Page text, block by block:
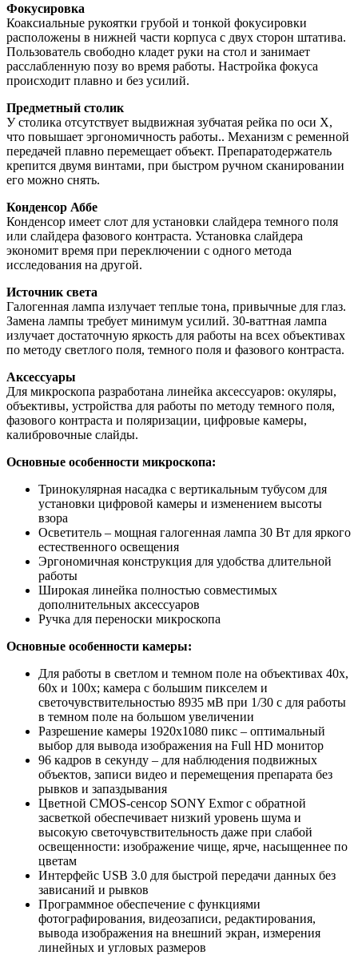
Фокусировка
Коаксиальные рукоятки грубой и тонкой фокусировки
расположены в нижней части корпуса с двух сторон штатива.
Пользователь свободно кладет руки на стол и занимает
расслабленную позу во время работы. Настройка фокуса
происходит плавно и без усилий.
Предметный столик
У столика отсутствует выдвижная зубчатая рейка по оси Х,
что повышает эргономичность работы.. Механизм с ременной
передачей плавно перемещает объект. Препаратодержатель
крепится двумя винтами, при быстром ручном сканировании
его можно снять.
Конденсор Аббе
Конденсор имеет слот для установки слайдера темного поля
или слайдера фазового контраста. Установка слайдера
экономит время при переключении с одного метода
исследования на другой.
Источник света
Галогенная лампа излучает теплые тона, привычные для глаз.
Замена лампы требует минимум усилий. 30-ваттная лампа
излучает достаточную яркость для работы на всех объективах
по методу светлого поля, темного поля и фазового контраста.
Аксессуары
Для микроскопа разработана линейка аксессуаров: окуляры,
объективы, устройства для работы по методу темного поля,
фазового контраста и поляризации, цифровые камеры,
калибровочные слайды.
Основные особенности микроскопа:
Тринокулярная насадка с вертикальным тубусом для
установки цифровой камеры и изменением высоты
взора
Осветитель – мощная галогенная лампа 30 Вт для яркого
естественного освещения
Эргономичная конструкция для удобства длительной
работы
Широкая линейка полностью совместимых
дополнительных аксессуаров
Ручка для переноски микроскопа
Основные особенности камеры:
Для работы в светлом и темном поле на объективах 40х,
60х и 100х; камера с большим пикселем и
светочувствительностью 8935 мВ при 1/30 с для работы
в темном поле на большом увеличении
Разрешение камеры 1920x1080 пикс – оптимальный
выбор для вывода изображения на Full HD монитор
96 кадров в секунду – для наблюдения подвижных
объектов, записи видео и перемещения препарата без
рывков и запаздывания
Цветной CMOS-сенсор SONY Exmor с обратной
засветкой обеспечивает низкий уровень шума и
высокую светочувствительность даже при слабой
освещенности: изображение чище, ярче, насыщеннее по
цветам
Интерфейс USB 3.0 для быстрой передачи данных без
зависаний и рывков
Программное обеспечение с функциями
фотографирования, видеозаписи, редактирования,
вывода изображения на внешний экран, измерения
линейных и угловых размеров